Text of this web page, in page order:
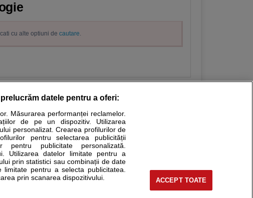
cu alte optiuni de cautare.
Stiri medicale
si educational. Ele nu pot substitui consultul medical direct si
sa consultati fie medicul Dvs., fie unul dintre medicii pe care
datele pentru a oferi:
Măsurarea performanței reclamelor.
de pe un dispozitiv. Utilizarea
personalizat. Crearea profilurilor de
pentru selectarea publicității
pentru publicitate personalizată.
Utilizarea datelor limitate pentru a
prin statistici sau combinații de date
pentru a selecta publicitatea.
prin scanarea dispozitivului.
ACCEPT TOATE